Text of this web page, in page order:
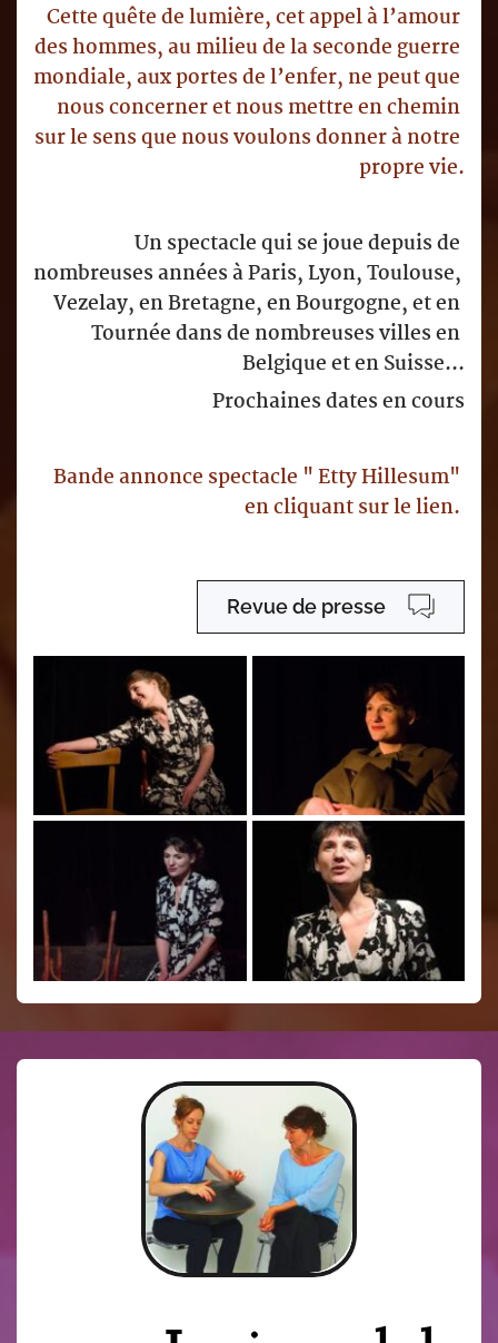
Cette quête de lumière, cet appel à l’amour
des hommes, au milieu de la seconde guerre
mondiale, aux portes de l’enfer, ne peut que
nous concerner et nous mettre en chemin
sur le sens que nous voulons donner à notre
propre vie.
Un spectacle qui se joue depuis de
nombreuses années à Paris, Lyon, Toulouse,
Vezelay, en Bretagne, en Bourgogne, et en
Tournée dans de nombreuses villes en
Belgique et en Suisse...
Prochaines dates en cours
Bande annonce spectacle " Etty Hillesum"
en cliquant sur le lien.
Revue de presse